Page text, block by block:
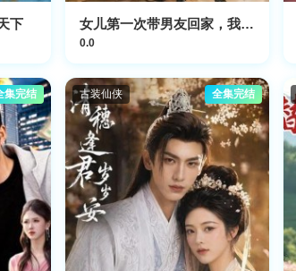
下 女儿第一次带男友回家，我直接报警
0.0
集完结 古装仙侠 全集完结